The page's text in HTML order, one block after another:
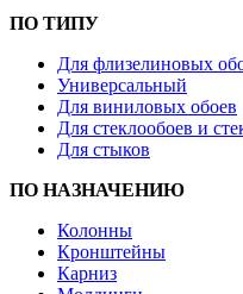
ПО ТИПУ
Для флизелиновых
Универсальный
Для виниловых обоев
Для стеклообоев и
Для стыков
ПО НАЗНАЧЕНИЮ
Колонны
Кронштейны
Карниз